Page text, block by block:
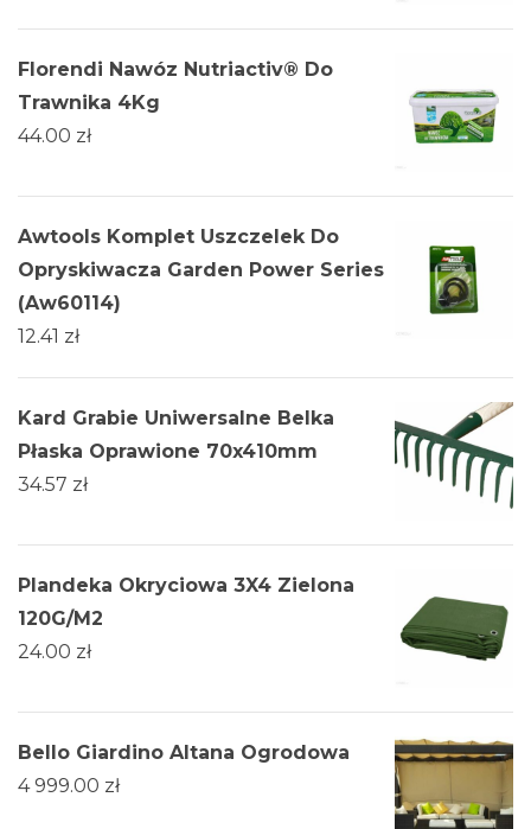
Florendi Nawóz Nutriactiv® Do
Trawnika 4Kg
44.00 zł
Awtools Komplet Uszczelek Do
Opryskiwacza Garden Power Series
(Aw60114)
12.41 zł
Kard Grabie Uniwersalne Belka
Płaska Oprawione 70x410mm
34.57 zł
Plandeka Okryciowa 3X4 Zielona
120G/M2
24.00 zł
Bello Giardino Altana Ogrodowa
4 999.00 zł